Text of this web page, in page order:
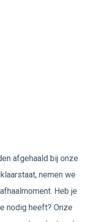
afgehaald bij onze
nemen we
Heb je
nodig heeft? Onze